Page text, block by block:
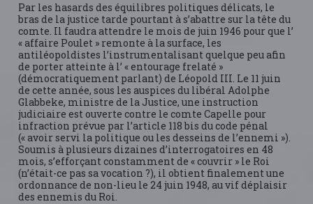
Par les hasards des équilibres politiques délicats, le
bras de la justice tarde pourtant à s’abattre sur la tête du
comte. Il faudra attendre le mois de juin 1946 pour que l’
« affaire Poulet » remonte à la surface, les
antiléopoldistes l’instrumentalisant quelque peu afin
de porter atteinte à l’ « entourage frelaté »
(démocratiquement parlant) de Léopold III. Le 11 juin
de cette année, sous les auspices du libéral Adolphe
Glabbeke, ministre de la Justice, une instruction
judiciaire est ouverte contre le comte Capelle pour
infraction prévue par l’article 118 bis du code pénal
(« avoir servi la politique ou les desseins de l’ennemi »).
Soumis à plusieurs dizaines d’interrogatoires en 48
mois, s’efforçant constamment de « couvrir » le Roi
(n’était-ce pas sa vocation ?), il obtient finalement une
ordonnance de non-lieu le 24 juin 1948, au vif déplaisir
des ennemis du Roi.